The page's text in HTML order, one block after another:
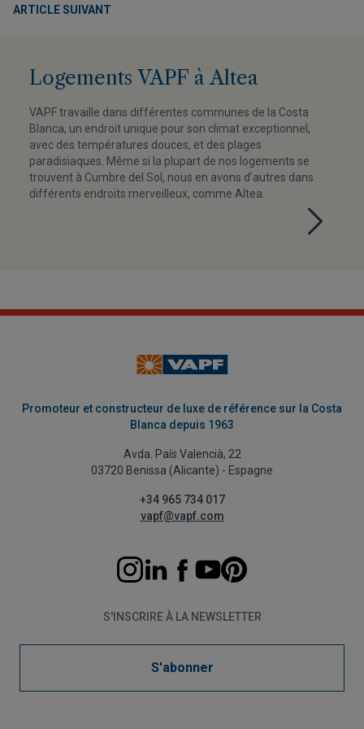
ARTICLE SUIVANT
Logements VAPF à Altea
VAPF travaille dans différentes communes de la Costa
Blanca, un endroit unique pour son climat exceptionnel,
avec des températures douces, et des plages
paradisiaques. Même si la plupart de nos logements se
trouvent à Cumbre del Sol, nous en avons d’autres dans
différents endroits merveilleux, comme Altea.
Promoteur et constructeur de luxe de référence sur la Costa
Blanca depuis 1963
Avda. País Valencià, 22
03720 Benissa (Alicante) - Espagne
+34 965 734 017
vapf@vapf.com
S'INSCRIRE À LA NEWSLETTER
S'abonner